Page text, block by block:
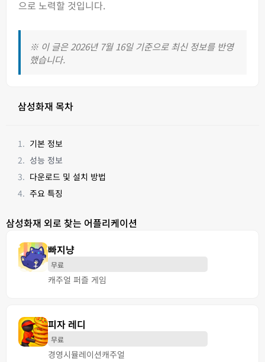
으로 노력할 것입니다.
※ 이 글은 2026년 7월 16일 기준으로 최신 정보를 반영
했습니다.
삼성화재 목차
기본 정보
성능 정보
다운로드 및 설치 방법
주요 특징
삼성화재 외로 찾는 어플리케이션
빠지냥
무료
캐주얼 퍼즐 게임
피자 레디
무료
경영시뮬레이션캐주얼